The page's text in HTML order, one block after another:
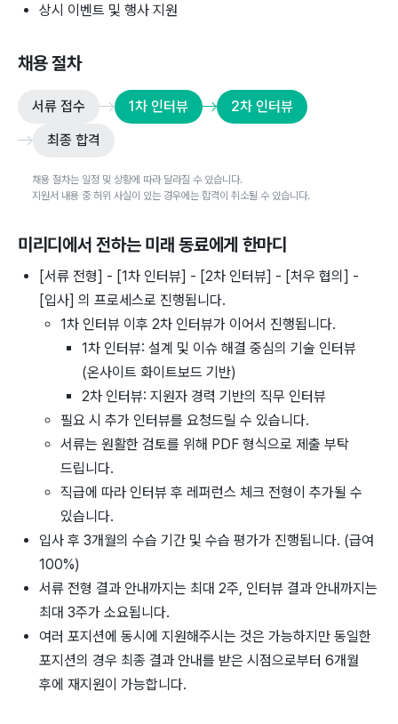
상시 이벤트 및 행사 지원
채용 절차
서류 접수 1차 인터뷰
2차 인터뷰
최종 합격
채용 절차는 일정 및 상황에 따라 달라질 수 있습니다.
지원서 내용 중 허위 사실이 있는 경우에는 합격이 취소될 수 있습니다.
미리디에서 전하는 미래 동료에게 한마디
[서류 전형] - [1차 인터뷰] - [2차 인터뷰] - [처우 협의] -
[입사] 의 프로세스로 진행됩니다.
1차 인터뷰 이후 2차 인터뷰가 이어서 진행됩니다.
1차 인터뷰: 설계 및 이슈 해결 중심의 기술 인터뷰
(온사이트 화이트보드 기반)
2차 인터뷰: 지원자 경력 기반의 직무 인터뷰
필요 시 추가 인터뷰를 요청드릴 수 있습니다.
서류는 원활한 검토를 위해 PDF 형식으로 제출 부탁
드립니다.
직급에 따라 인터뷰 후 레퍼런스 체크 전형이 추가될 수
있습니다.
입사 후 3개월의 수습 기간 및 수습 평가가 진행됩니다. (급여
100%)
서류 전형 결과 안내까지는 최대 2주, 인터뷰 결과 안내까지는
최대 3주가 소요됩니다.
여러 포지션에 동시에 지원해주시는 것은 가능하지만 동일한
포지션의 경우 최종 결과 안내를 받은 시점으로부터 6개월
후에 재지원이 가능합니다.